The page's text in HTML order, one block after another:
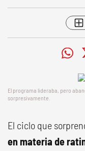
El programa lideraba, pero
sorpresivamente.
El ciclo que
en materia de